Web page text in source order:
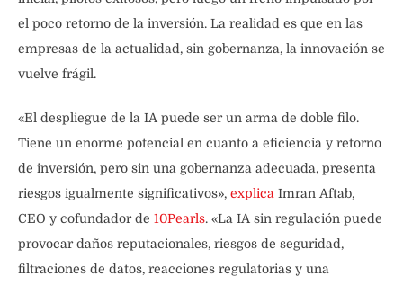
el poco retorno de la inversión. La realidad es que en las
empresas de la actualidad, sin gobernanza, la innovación se
vuelve frágil.
«El despliegue de la IA puede ser un arma de doble filo.
Tiene un enorme potencial en cuanto a eficiencia y retorno
de inversión, pero sin una gobernanza adecuada, presenta
riesgos igualmente significativos», explica Imran Aftab,
CEO y cofundador de 10Pearls. «La IA sin regulación puede
provocar daños reputacionales, riesgos de seguridad,
filtraciones de datos, reacciones regulatorias y una